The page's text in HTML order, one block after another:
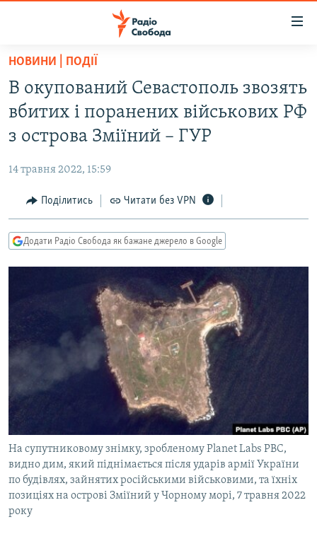
Перейти
основного
матеріалу
до
основної
навігації
Перейти
до
пошуку
ВСЕ ЗА ДОБУ
ЕКОНОМІКА
СУСПІЛЬСТВО
РОСІЙСЬКА «ФІЛЬТРАЦІЯ»
ДОНБАС.РЕАЛІЇ
ТИ ЯК?
КИТАЙ.ВИКЛИКИ
МУЛЬТИМЕДІА
ФОТО
ПОДКАСТИ
КРИМ РЕАЛІЇ
РУС
УКР
НОВИНИ | ПОДІЇ
В окупований Севастополь звозять
вбитих і поранених військових РФ
з острова Зміїний – ГУР
14 травня 2022, 15:59
Поділитись Читати без VPN
Додати Радіо Свобода як бажане джерело в Google
На супутниковому знімку, зробленому Planet Labs PBC,
видно дим, який піднімається після ударів армії України
по будівлях, зайнятих російськими військовими, та їхніх
позиціях на острові Зміїний у Чорному морі, 7 травня 2022
року